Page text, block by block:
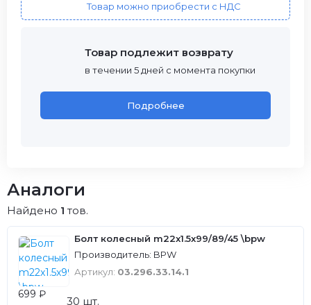
Товар можно приобрести с НДС
Товар подлежит возврату
в течении 5 дней с момента покупки
Подробнее
Аналоги
Найдено 1 тов.
Болт колесный m22x1.5x99/89/45 \bpw
Производитель: BPW
Артикул: 03.296.33.14.1
699 ₽
30 шт.